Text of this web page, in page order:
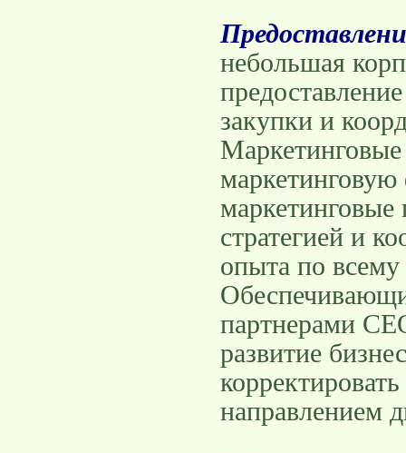
небольшая
закупки и
маркетинговые
стратегией и
опыта по всему
партнерами
развитие
направлением